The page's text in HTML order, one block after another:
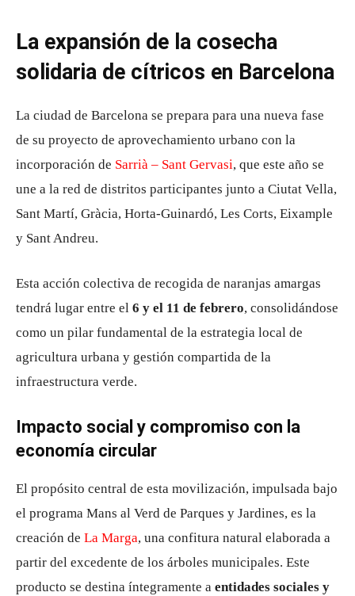
La expansión de la cosecha
solidaria de cítricos en Barcelona
La ciudad de Barcelona se prepara para una nueva fase
de su proyecto de aprovechamiento urbano con la
incorporación de Sarrià – Sant Gervasi, que este año se
une a la red de distritos participantes junto a Ciutat Vella,
Sant Martí, Gràcia, Horta-Guinardó, Les Corts, Eixample
y Sant Andreu.
Esta acción colectiva de recogida de naranjas amargas
tendrá lugar entre el 6 y el 11 de febrero, consolidándose
como un pilar fundamental de la estrategia local de
agricultura urbana y gestión compartida de la
infraestructura verde.
Impacto social y compromiso con la
economía circular
El propósito central de esta movilización, impulsada bajo
el programa Mans al Verd de Parques y Jardines, es la
creación de La Marga, una confitura natural elaborada a
partir del excedente de los árboles municipales. Este
producto se destina íntegramente a entidades sociales y